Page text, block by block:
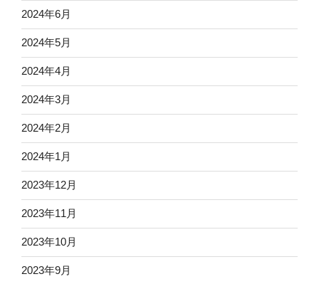
2024年6月
2024年5月
2024年4月
2024年3月
2024年2月
2024年1月
2023年12月
2023年11月
2023年10月
2023年9月